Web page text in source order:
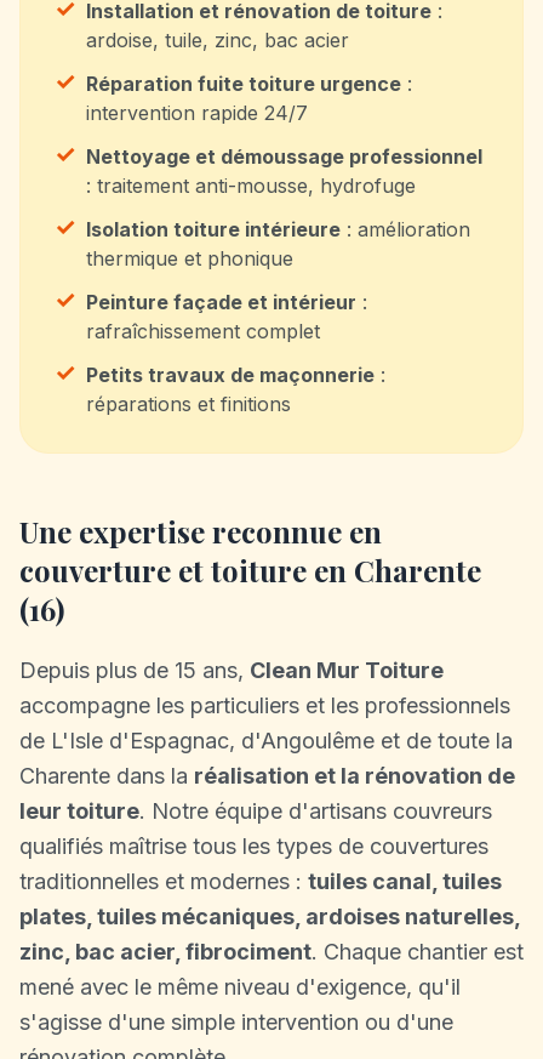
✓ Installation et rénovation de toiture :
ardoise, tuile, zinc, bac acier
✓ Réparation fuite toiture urgence :
intervention rapide 24/7
✓ Nettoyage et démoussage professionnel
: traitement anti-mousse, hydrofuge
✓ Isolation toiture intérieure : amélioration
thermique et phonique
✓ Peinture façade et intérieur :
rafraîchissement complet
✓ Petits travaux de maçonnerie :
réparations et finitions
Une expertise reconnue en
couverture et toiture en Charente
(16)
Depuis plus de 15 ans, Clean Mur Toiture
accompagne les particuliers et les professionnels
de L'Isle d'Espagnac, d'Angoulême et de toute la
Charente dans la réalisation et la rénovation de
leur toiture. Notre équipe d'artisans couvreurs
qualifiés maîtrise tous les types de couvertures
traditionnelles et modernes : tuiles canal, tuiles
plates, tuiles mécaniques, ardoises naturelles,
zinc, bac acier, fibrociment. Chaque chantier est
mené avec le même niveau d'exigence, qu'il
s'agisse d'une simple intervention ou d'une